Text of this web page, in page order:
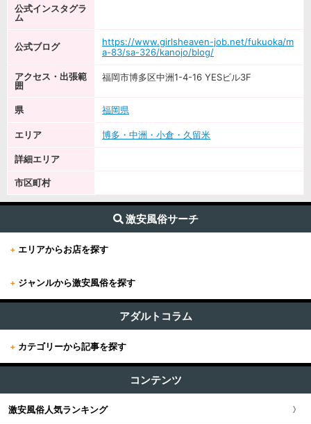
公式インスタグラ
ム
公式ブログ
https://www.girlsheaven-job.net/fukuoka/m
a-83/sa-326/kanojo/blog/
アクセス・出張範
囲
福岡市博多区中洲1-4-16 YESビル3F
県 福岡県
エリア 博多・中洲・小倉・久留米
詳細エリア
市区町村
激安風俗サーチ
+ エリアからお店を探す
+東京
東京全域
新宿・歌舞伎町・新大久保・高田馬場
関東版TOP
埼玉県
+関西
関西全域
東海・北陸・甲信越版TOP
+ ジャンルから激安風俗を探す
セクキャバ (83)
アダルトコラム
+ カテゴリーから記事を探す
コンテンツ
激安風俗人気ランキング